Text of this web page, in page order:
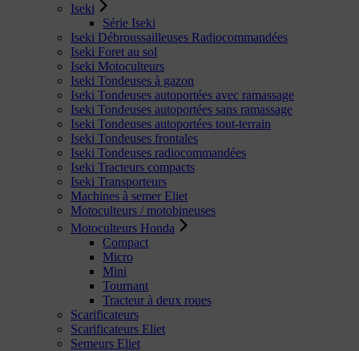
Iseki
Série Iseki
Iseki Débroussailleuses Radiocommandées
Iseki Foret au sol
Iseki Motoculteurs
Iseki Tondeuses à gazon
Iseki Tondeuses autoportées avec ramassage
Iseki Tondeuses autoportées sans ramassage
Iseki Tondeuses autoportées tout-terrain
Iseki Tondeuses frontales
Iseki Tondeuses radiocommandées
Iseki Tracteurs compacts
Iseki Transporteurs
Machines à semer Eliet
Motoculteurs / motobineuses
Motoculteurs Honda
Compact
Micro
Mini
Tournant
Tracteur à deux roues
Scarificateurs
Scarificateurs Eliet
Semeurs Eliet